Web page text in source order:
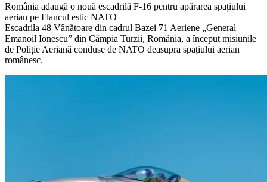
România adaugă o nouă escadrilă F-16 pentru apărarea spațiului
aerian pe Flancul estic NATO
Escadrila 48 Vânătoare din cadrul Bazei 71 Aeriene „General
Emanoil Ionescu” din Câmpia Turzii, România, a început misiunile
de Poliție Aeriană conduse de NATO deasupra spațiului aerian
românesc.